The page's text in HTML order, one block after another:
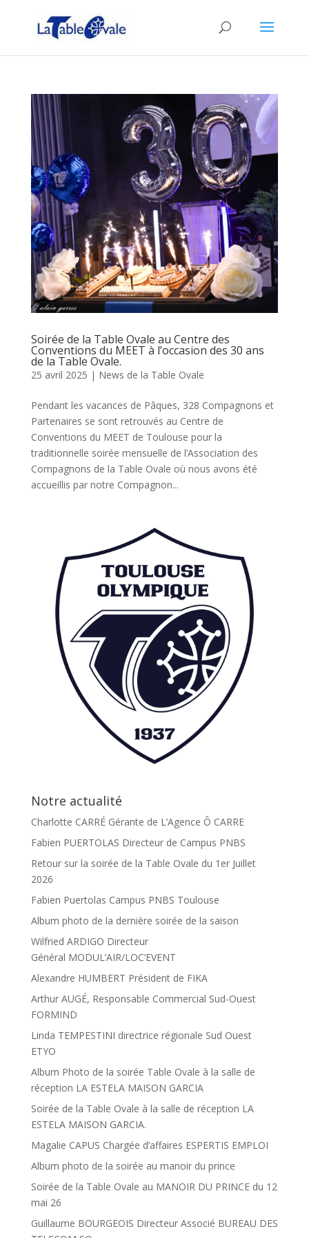
Soirée de la Table Ovale au Centre des
Conventions du MEET à l’occasion des 30 ans
de la Table Ovale.
25 avril 2025 | News de la Table Ovale
Pendant les vacances de Pâques, 328 Compagnons et
Partenaires se sont retrouvés au Centre de
Conventions du MEET de Toulouse pour la
traditionnelle soirée mensuelle de l’Association des
Compagnons de la Table Ovale où nous avons été
accueillis par notre Compagnon...
Notre actualité
Charlotte CARRÉ Gérante de L’Agence Ô CARRE
Fabien PUERTOLAS Directeur de Campus PNBS
Retour sur la soirée de la Table Ovale du 1er Juillet
2026
Fabien Puertolas Campus PNBS Toulouse
Album photo de la dernière soirée de la saison
Wilfried ARDIGO Directeur
Général MODUL’AIR/LOC’EVENT
Alexandre HUMBERT Président de FIKA
Arthur AUGÉ, Responsable Commercial Sud-Ouest
FORMIND
Linda TEMPESTINI directrice régionale Sud Ouest
ETYO
Album Photo de la soirée Table Ovale à la salle de
réception LA ESTELA MAISON GARCIA
Soirée de la Table Ovale à la salle de réception LA
ESTELA MAISON GARCIA.
Magalie CAPUS Chargée d’affaires ESPERTIS EMPLOI
Album photo de la soirée au manoir du prince
Soirée de la Table Ovale au MANOIR DU PRINCE du 12
mai 26
Guillaume BOURGEOIS Directeur Associé BUREAU DES